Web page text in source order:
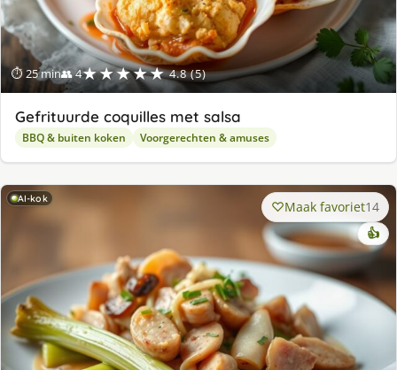
⏱ 25 min👥 4★★★★★ 4.8 (5)
Gefrituurde coquilles met salsa
BBQ & buiten koken Voorgerechten & amuses
AI-kok Maak favoriet14
👍